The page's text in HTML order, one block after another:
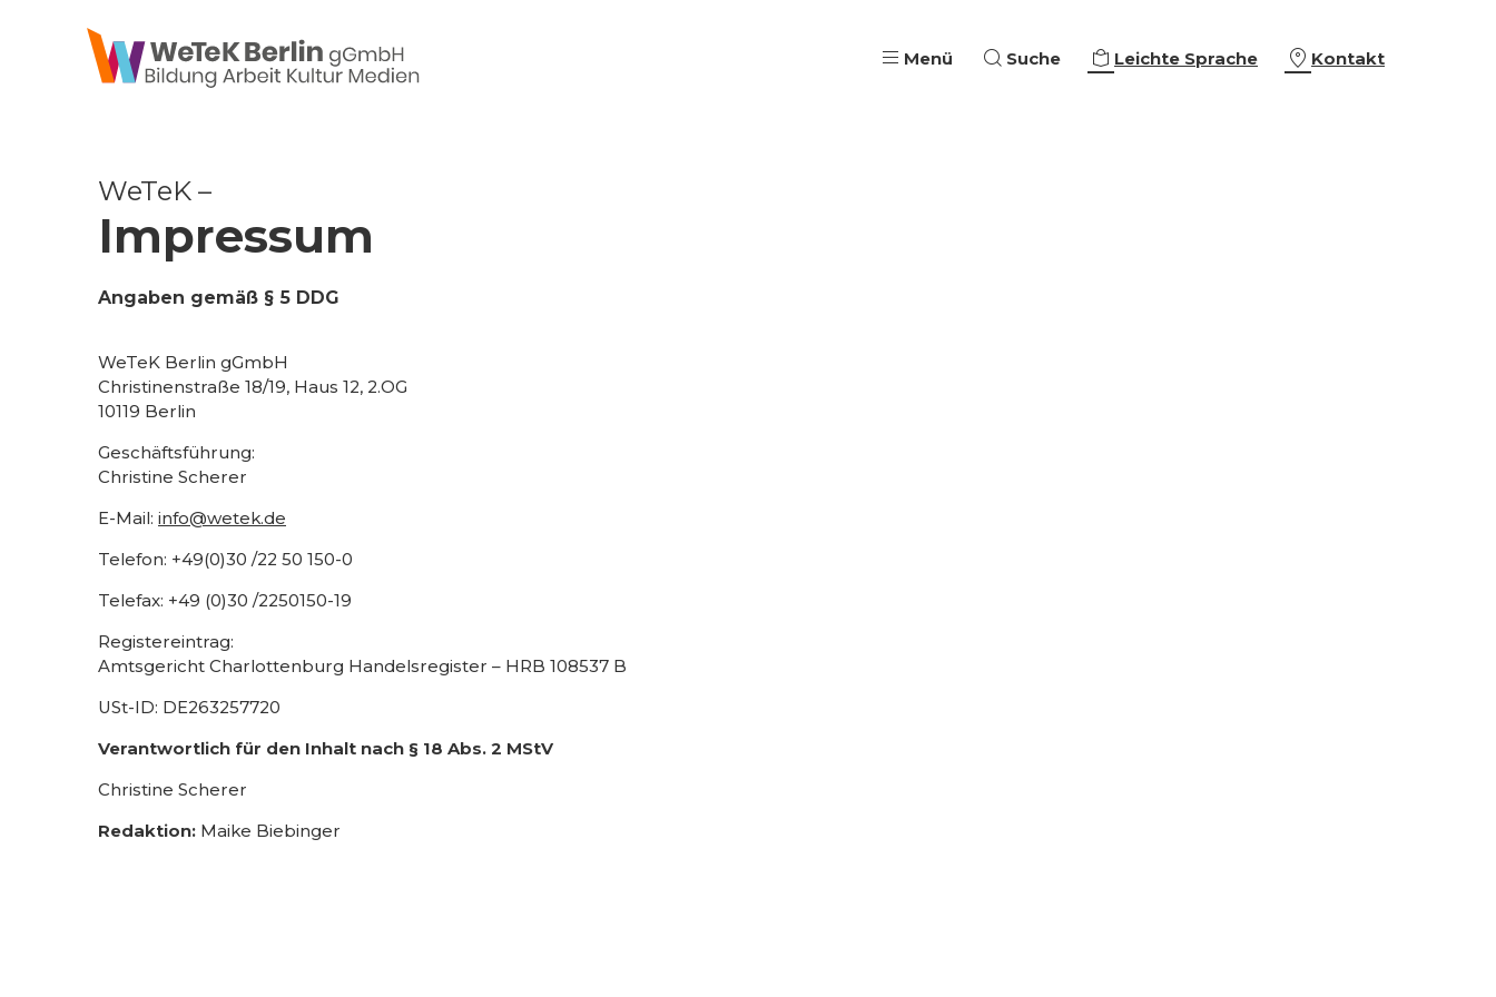
Menü
Suche Leichte Sprache Kontakt
WeTeK –
Impressum
Angaben gemäß § 5 DDG
WeTeK Berlin gGmbH
Christinenstraße 18/19, Haus 12, 2.OG
10119 Berlin
Geschäftsführung:
Christine Scherer
E-Mail: info@wetek.de
Telefon: +49(0)30 /22 50 150-0
Telefax: +49 (0)30 /2250150-19
Registereintrag:
Amtsgericht Charlottenburg Handelsregister – HRB 108537 B
USt-ID: DE263257720
Verantwortlich für den Inhalt nach § 18 Abs. 2 MStV
Christine Scherer
Redaktion: Maike Biebinger